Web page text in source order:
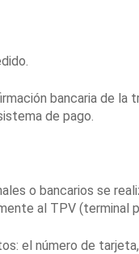
bancaria de la
de pago.
o bancarios se
al TPV (terminal
el número de